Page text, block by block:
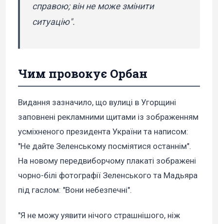
справою; він не може змінити
ситуацію".
Чим провокує Орбан
Видання зазначило, що вулиці в Угорщині
заповнені рекламними щитами із зображенням
усміхненого президента України та написом:
"Не дайте Зеленському посміятися останнім".
На новому передвиборчому плакаті зображені
чорно-білі фотографії Зеленського та Мадьяра
під гаслом: "Вони небезпечні".
"Я не можу уявити нічого страшнішого, ніж